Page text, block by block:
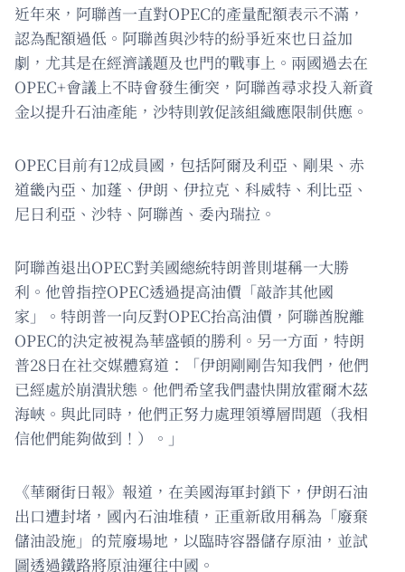
近年來，阿聯酋一直對OPEC的產量配額表示不滿，
認為配額過低。阿聯酋與沙特的紛爭近來也日益加
劇，尤其是在經濟議題及也門的戰事上。兩國過去在
OPEC+會議上不時會發生衝突，阿聯酋尋求投入新資
金以提升石油產能，沙特則敦促該組織應限制供應。
OPEC目前有12成員國，包括阿爾及利亞、剛果、赤
道畿內亞、加蓬、伊朗、伊拉克、科威特、利比亞、
尼日利亞、沙特、阿聯酋、委內瑞拉。
阿聯酋退出OPEC對美國總統特朗普則堪稱一大勝
利。他曾指控OPEC透過提高油價「敲詐其他國
家」。特朗普一向反對OPEC抬高油價，阿聯酋脫離
OPEC的決定被視為華盛頓的勝利。另一方面，特朗
普28日在社交媒體寫道：「伊朗剛剛告知我們，他們
已經處於崩潰狀態。他們希望我們盡快開放霍爾木茲
海峽。與此同時，他們正努力處理領導層問題（我相
信他們能夠做到！）。」
《華爾街日報》報道，在美國海軍封鎖下，伊朗石油
出口遭封堵，國內石油堆積，正重新啟用稱為「廢棄
儲油設施」的荒廢場地，以臨時容器儲存原油，並試
圖透過鐵路將原油運往中國。